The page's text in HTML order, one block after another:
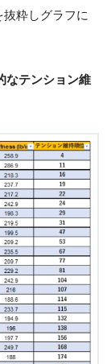
粋しグラフに
なテンション維